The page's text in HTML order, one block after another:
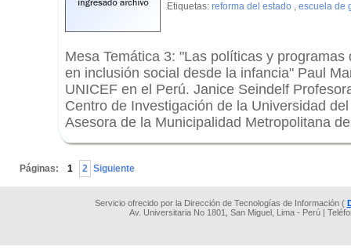
Etiquetas: reforma del estado , escuela de
Mesa Temática 3: "Las políticas y
en inclusión social desde la infancia" Paul
UNICEF en el Perú. Janice Seindelf
Centro de Investigación de la Universidad
Asesora de la Municipalidad Metropolitana
Páginas: 1 2 Siguiente
Servicio ofrecido por la Dirección de Tecnologías de Información (
Av. Universitaria No 1801, San Miguel, Lima - Perú |